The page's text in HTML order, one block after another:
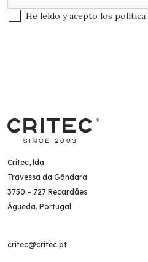
He leído y acepto los política
Critec, lda.
Travessa da Gândara
3750 – 727 Recardães
Águeda, Portugal
critec@critec.pt